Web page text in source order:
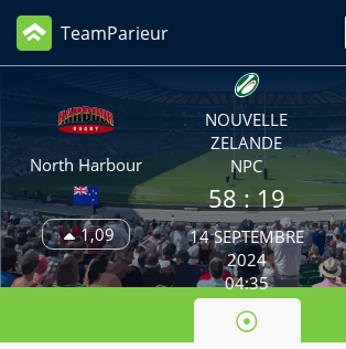
TeamParieur
North Harbour
1,09
NOUVELLE
ZELANDE
NPC
58: 19
14 SEPTEMBRE
2024
04:35